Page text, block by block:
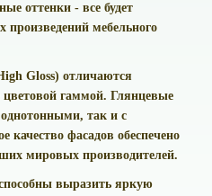
оттенки - все будет
произведений мебельного
Gloss) отличаются
цветовой гаммой. Глянцевые
так и с
качество фасадов обеспечено
мировых производителей.
выразить яркую